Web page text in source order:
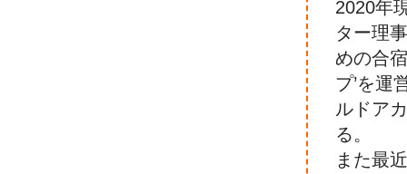
2020年
ター理
めの合
プ’を運
ルドア
る。
また最